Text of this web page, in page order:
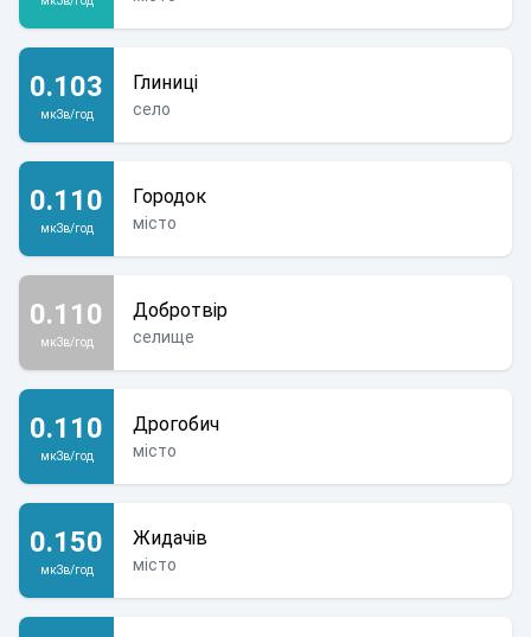
0.103
мкЗв/год
Глиниці
село
0.110
мкЗв/год
Городок
місто
0.110
мкЗв/год
Добротвір
селище
0.110
мкЗв/год
Дрогобич
місто
0.150
мкЗв/год
Жидачів
місто